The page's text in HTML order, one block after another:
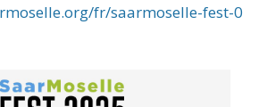
fr/saarmoselle-fest-0